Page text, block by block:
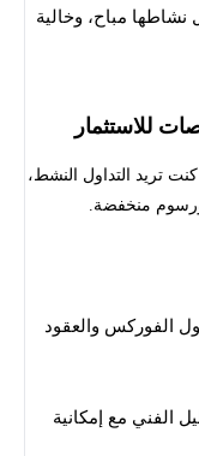
مباح، وخالية
للاستثمار
تريد التداول النشط،
ورسوم منخفضة.
الفوركس والعقود
الفني مع إمكانية